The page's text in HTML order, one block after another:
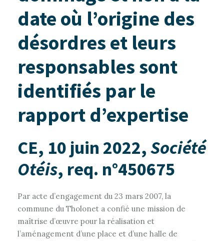
date où l’origine des
désordres et leurs
responsables sont
identifiés par le
rapport d’expertise
CE, 10 juin 2022, Société
Otéis, req. n°450675
Par acte d’engagement du 23 mars 2007, la
commune du Tholonet a confié une mission de
maîtrise d’œuvre pour la réalisation et
l’aménagement d’une place et d’une halle de